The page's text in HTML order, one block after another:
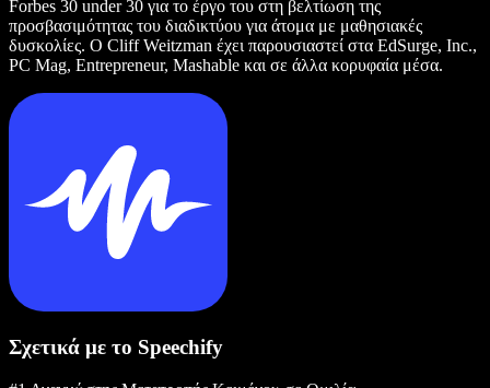
Forbes 30 under 30 για το έργο του στη βελτίωση της
προσβασιμότητας του διαδικτύου για άτομα με μαθησιακές
δυσκολίες. Ο Cliff Weitzman έχει παρουσιαστεί στα EdSurge, Inc.,
PC Mag, Entrepreneur, Mashable και σε άλλα κορυφαία μέσα.
Σχετικά με το Speechify